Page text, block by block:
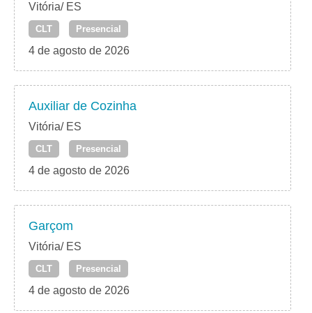
Vitória/ ES
CLT Presencial
4 de agosto de 2026
Auxiliar de Cozinha
Vitória/ ES
CLT Presencial
4 de agosto de 2026
Garçom
Vitória/ ES
CLT Presencial
4 de agosto de 2026